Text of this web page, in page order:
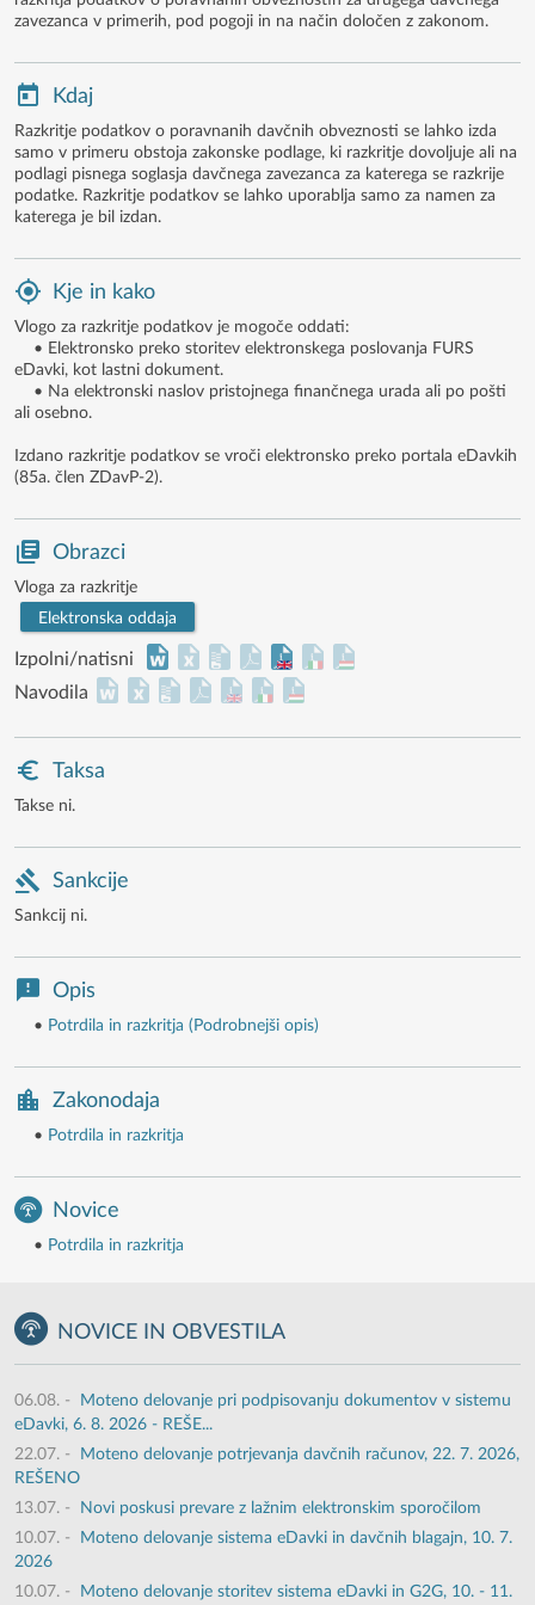
zavezanca v primerih, pod pogoji in na način določen z zakonom.
Kdaj
Razkritje podatkov o poravnanih davčnih obveznosti se lahko izda
samo v primeru obstoja zakonske podlage, ki razkritje dovoljuje ali na
podlagi pisnega soglasja davčnega zavezanca za katerega se razkrije
podatke. Razkritje podatkov se lahko uporablja samo za namen za
katerega je bil izdan.
Kje in kako
Vlogo za razkritje podatkov je mogoče oddati:
• Elektronsko preko storitev elektronskega poslovanja FURS
eDavki, kot lastni dokument.
• Na elektronski naslov pristojnega finančnega urada ali po pošti
ali osebno.
Izdano razkritje podatkov se vroči elektronsko preko portala eDavkih
(85a. člen ZDavP-2).
Obrazci
Vloga za razkritje
Elektronska oddaja
Izpolni/natisni
Navodila
Taksa
Takse ni.
Sankcije
Sankcij ni.
Opis
• Potrdila in razkritja (Podrobnejši opis)
Zakonodaja
• Potrdila in razkritja
Novice
• Potrdila in razkritja
NOVICE IN OBVESTILA
06.08. -
Moteno delovanje pri podpisovanju dokumentov v sistemu
eDavki, 6. 8. 2026 - REŠE...
22.07. -
Moteno delovanje potrjevanja davčnih računov, 22. 7. 2026,
REŠENO
13.07. -
Novi poskusi prevare z lažnim elektronskim sporočilom
10.07. -
Moteno delovanje sistema eDavki in davčnih blagajn, 10. 7.
2026
10.07. - Moteno delovanje storitev sistema eDavki in G2G, 10. - 11.